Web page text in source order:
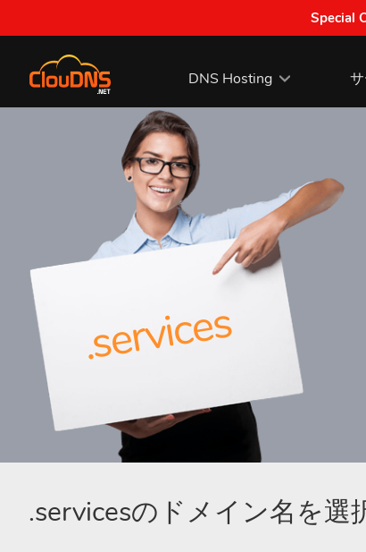
Special
DNS Hosting
.services
.servicesのドメイン名を選